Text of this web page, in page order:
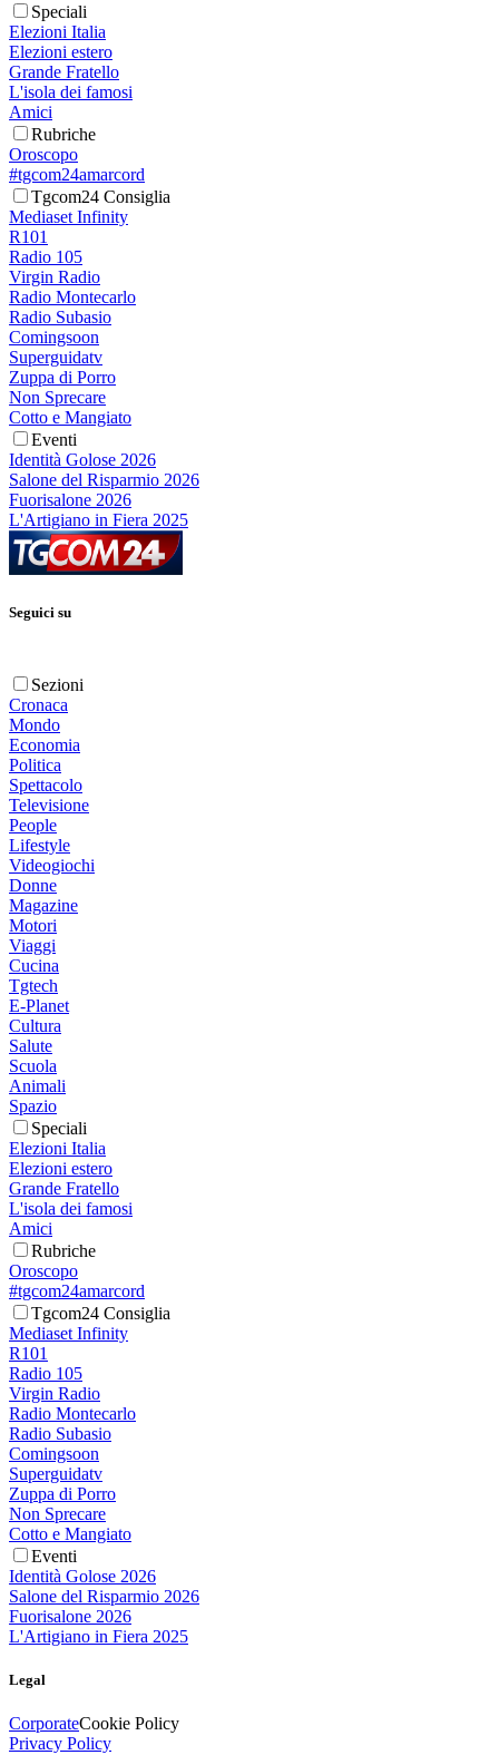
Speciali
Elezioni Italia
Elezioni estero
Grande Fratello
L'isola dei famosi
Amici
Rubriche
Oroscopo
#tgcom24amarcord
Tgcom24 Consiglia
Mediaset Infinity
R101
Radio 105
Virgin Radio
Radio Montecarlo
Radio Subasio
Comingsoon
Superguidatv
Zuppa di Porro
Non Sprecare
Cotto e Mangiato
Eventi
Identità Golose 2026
Salone del Risparmio 2026
Fuorisalone 2026
L'Artigiano in Fiera 2025
Seguici su
Sezioni
Cronaca
Mondo
Economia
Politica
Spettacolo
Televisione
People
Lifestyle
Videogiochi
Donne
Magazine
Motori
Viaggi
Cucina
Tgtech
E-Planet
Cultura
Salute
Scuola
Animali
Spazio
Speciali
Elezioni Italia
Elezioni estero
Grande Fratello
L'isola dei famosi
Amici
Rubriche
Oroscopo
#tgcom24amarcord
Tgcom24 Consiglia
Mediaset Infinity
R101
Radio 105
Virgin Radio
Radio Montecarlo
Radio Subasio
Comingsoon
Superguidatv
Zuppa di Porro
Non Sprecare
Cotto e Mangiato
Eventi
Identità Golose 2026
Salone del Risparmio 2026
Fuorisalone 2026
L'Artigiano in Fiera 2025
Legal
CorporateCookie Policy
Privacy Policy